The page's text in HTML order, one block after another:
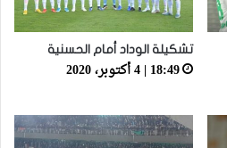
تشكيلة الوداد أمام الحسنية
18:49 | 4 أكتوبر، 2020